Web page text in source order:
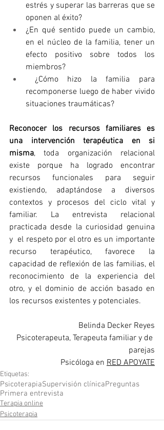
estrés y superar las barreras que se
oponen al éxito?
¿En qué sentido puede un cambio,
en el núcleo de la familia, tener un
efecto positivo sobre todos los
miembros?
recomponerse luego de haber vivido
situaciones traumáticas?
Reconocer los recursos familiares es
una intervención terapéutica en si
misma, toda organización relacional
existe porque ha logrado encontrar
recursos funcionales para seguir
existiendo, adaptándose a diversos
contextos y procesos del ciclo vital y
familiar. La entrevista relacional
practicada desde la curiosidad genuina
y  el respeto por el otro es un importante
recurso terapéutico, favorece la
capacidad de reflexión de las familias, el
reconocimiento de la experiencia del
otro, y el dominio de acción basado en
los recursos existentes y potenciales.
Belinda Decker Reyes
Psicoterapeuta, Terapeuta familiar y de
parejas
Psicóloga en RED APOYATE
Etiquetas:
PsicoterapiaSupervisión clínicaPreguntas
Primera entrevista
Terapia online
Psicoterapia